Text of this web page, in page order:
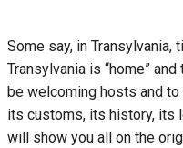
Some say, in
Transylvania is “home”
be welcoming hosts and
its customs, its history, its
will show you all on the